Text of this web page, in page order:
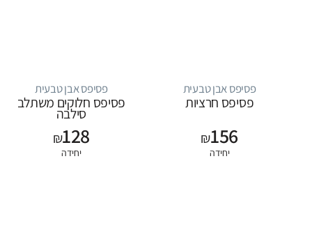
פסיפס אבן טבעית
פסיפס חרציות
₪156
יחידה
פסיפס אבן טבעית
פסיפס חלוקים משתלב
סילבה
₪128
יחידה